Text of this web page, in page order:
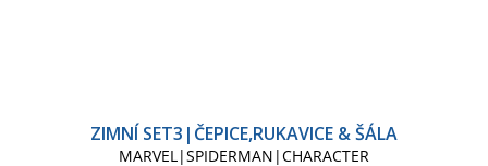
ZIMNÍ SET3|ČEPICE,RUKAVICE & ŠÁLA
MARVEL|SPIDERMAN|CHARACTER